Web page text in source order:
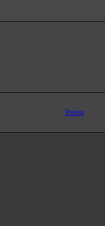
Preise